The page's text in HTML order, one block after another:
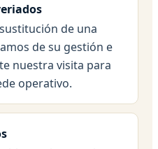
de una
de su gestión e
nuestra visita para
operativo.